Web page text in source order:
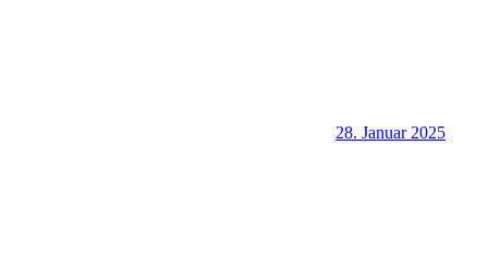
28. Januar 2025